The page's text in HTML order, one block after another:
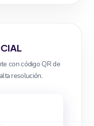
con código QR de
resolución.